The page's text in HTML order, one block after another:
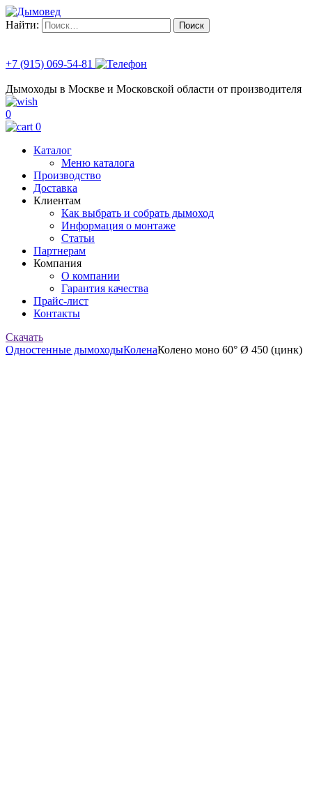
Найти:
+7 (915) 069-54-81
Дымоходы в Москве и Московской области от производителя
0
0
Каталог
Меню каталога
Производство
Доставка
Клиентам
Как выбрать и собрать дымоход
Информация о монтаже
Статьи
Партнерам
Компания
О компании
Гарантия качества
Прайс-лист
Контакты
Скачать
Одностенные дымоходыКоленаКолено моно 60° Ø 450 (цинк)